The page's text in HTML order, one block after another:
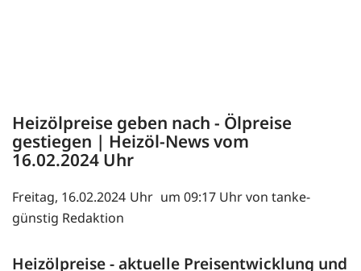
Heizölpreise geben nach - Ölpreise
gestiegen | Heizöl-News vom
16.02.2024
Freitag, 16.02.2024
um 09:17 Uhr von tanke-
günstig Redaktion
Heizölpreise - aktuelle Preisentwicklung und